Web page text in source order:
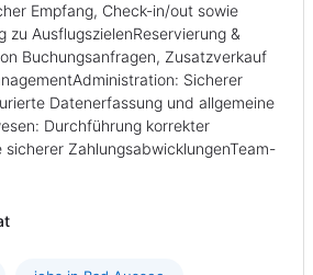
Empfang, Check-in/out sowie
zu AusflugszielenReservierung &
Buchungsanfragen, Zusatzverkauf
Sicherer
Datenerfassung und allgemeine
Durchführung korrekter
sicherer ZahlungsabwicklungenTeam-